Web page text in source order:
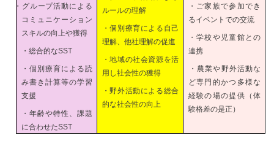
・グループ活動による
コミュニケーション
スキルの向上や獲得
・総合的なSST
・個別療育による読
み書き計算等の学習
支援
・年齢や特性、課題
に合わせたSST
ルールの理解
・個別療育による自己
理解、他社理解の促進
・地域の社会資源を活
用し社会性の獲得
・野外活動による総合
的な社会性の向上
・ご家族で参加でき
るイベントでの交流
・学校や児童館との
連携
・農業や野外活動な
ど専門的かつ多様な
経験の場の提供（体
験格差の是正）